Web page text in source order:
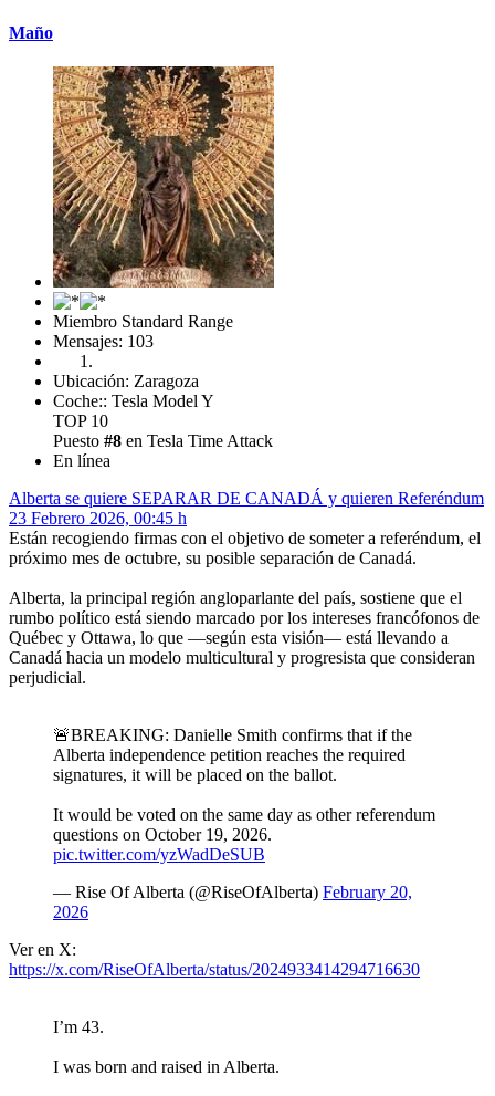
Maño
Miembro Standard Range
Mensajes: 103
Ubicación: Zaragoza
Coche:: Tesla Model Y
TOP 10
Puesto #8 en Tesla Time Attack
En línea
Alberta se quiere SEPARAR DE CANADÁ y quieren Referéndum
23 Febrero 2026, 00:45 h
Están recogiendo firmas con el objetivo de someter a referéndum, el
próximo mes de octubre, su posible separación de Canadá.
Alberta, la principal región angloparlante del país, sostiene que el
rumbo político está siendo marcado por los intereses francófonos de
Québec y Ottawa, lo que —según esta visión— está llevando a
Canadá hacia un modelo multicultural y progresista que consideran
perjudicial.
🚨BREAKING: Danielle Smith confirms that if the
Alberta independence petition reaches the required
signatures, it will be placed on the ballot.
It would be voted on the same day as other referendum
questions on October 19, 2026.
pic.twitter.com/yzWadDeSUB
— Rise Of Alberta (@RiseOfAlberta) February 20,
2026
Ver en X:
https://x.com/RiseOfAlberta/status/2024933414294716630
I’m 43.
I was born and raised in Alberta.